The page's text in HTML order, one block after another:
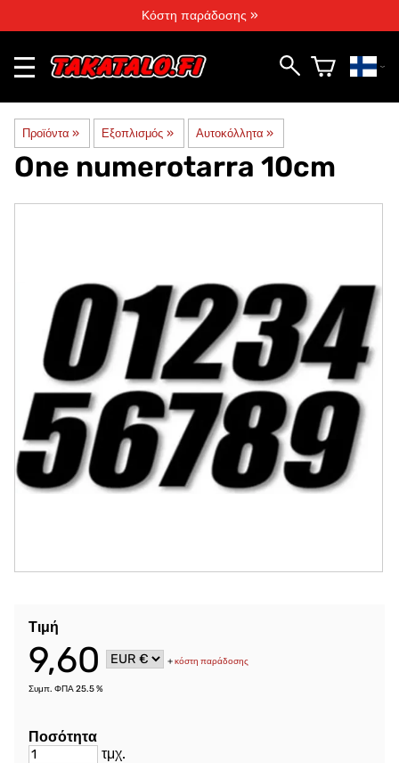
Κόστη παράδοσης »
Προϊόντα ‪» Εξοπλισμός ‪» Αυτοκόλλητα ‪»
One numerotarra 10cm
Τιμή
9,60 +κόστη παράδοσης
Συμπ. ΦΠΑ 25.5 %
Ποσότητα
τμχ.